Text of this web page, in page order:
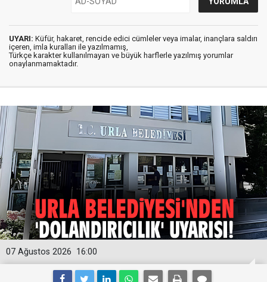
UYARI: Küfür, hakaret, rencide edici cümleler veya imalar, inançlara saldırı
içeren, imla kuralları ile yazılmamış,
Türkçe karakter kullanılmayan ve büyük harflerle yazılmış yorumlar
onaylanmamaktadır.
16:00
07 Ağustos 2026